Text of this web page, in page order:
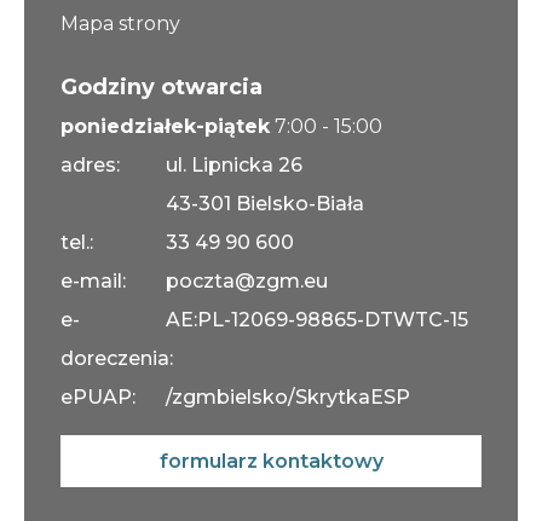
Mapa strony
Godziny otwarcia
poniedziałek-piątek 7:00 - 15:00
adres:
ul. Lipnicka 26
43-301 Bielsko-Biała
tel.:
33 49 90 600
e-mail:
poczta@zgm.eu
e-
doreczenia:
AE:PL-12069-98865-DTWTC-15
ePUAP: /zgmbielsko/SkrytkaESP
formularz kontaktowy